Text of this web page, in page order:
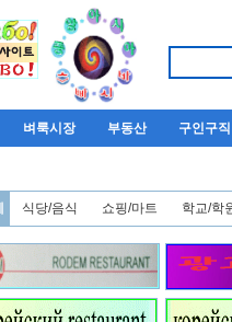
벼룩시장 부동산 구인구직
식당/음식 쇼핑/마트 학교/학